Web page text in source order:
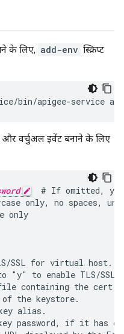
के लिए, add-env स्क्रिप्ट
bin/apigee-service
वर्चुअल इवेंट बनाने के लिए
# If omitted,
only, no spaces,
only